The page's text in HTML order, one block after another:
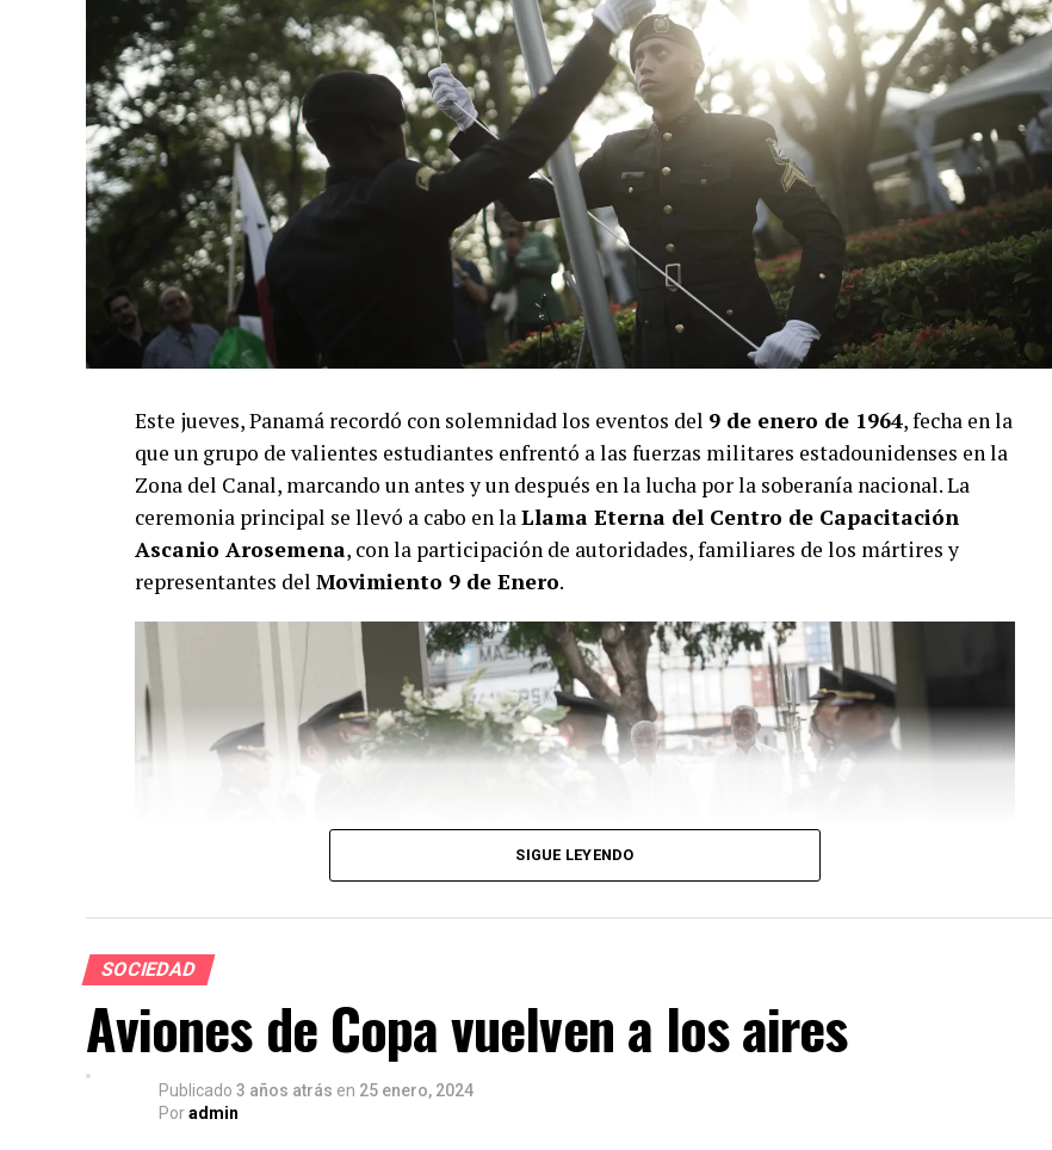
Este jueves, Panamá recordó con solemnidad los eventos del 9 de enero de 1964, fecha en la
que un grupo de valientes estudiantes enfrentó a las fuerzas militares estadounidenses en la
Zona del Canal, marcando un antes y un después en la lucha por la soberanía nacional. La
ceremonia principal se llevó a cabo en laLlama Eterna del Centro de Capacitación
Ascanio Arosemena, con la participación de autoridades, familiares de los mártires y
representantes del Movimiento 9 de Enero.
SIGUE LEYENDO
SOCIEDAD
Aviones de Copa vuelven a los aires
Publicado 3 años atrás en 25 enero, 2024
Poradmin